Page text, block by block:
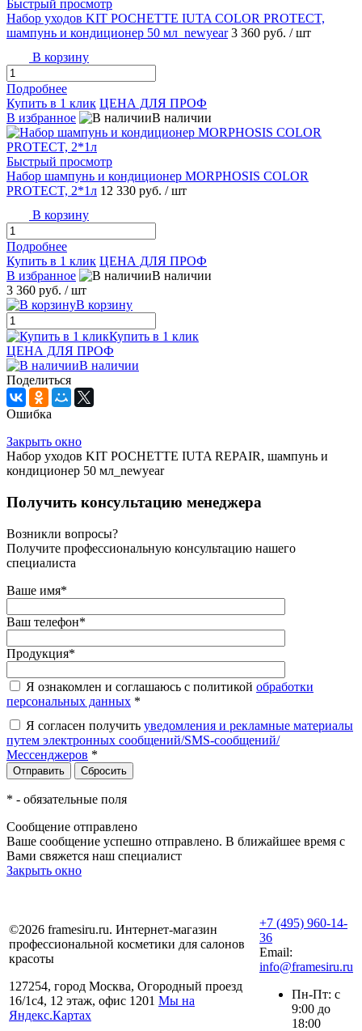
Быстрый просмотр
Набор уходов KIT POCHETTE IUTA COLOR PROTECT,
шампунь и кондиционер 50 мл_newyear 3 360 руб. / шт
В корзину
Подробнее
Купить в 1 клик ЦЕНА ДЛЯ ПРОФ
В избранное
В наличии
Быстрый просмотр
Набор шампунь и кондиционер MORPHOSIS COLOR
PROTECT, 2*1л 12 330 руб. / шт
В корзину
Подробнее
Купить в 1 клик ЦЕНА ДЛЯ ПРОФ
В избранное
В наличии
3 360 руб. / шт
В корзину
Купить в 1 клик
ЦЕНА ДЛЯ ПРОФ
В наличии
Поделиться
Ошибка
Закрыть окно
Набор уходов KIT POCHETTE IUTA REPAIR, шампунь и
кондиционер 50 мл_newyear
Получить консультацию менеджера
Возникли вопросы?
Получите профессиональную консультацию нашего
специалиста
Ваше имя*
Ваш телефон*
Продукция*
Я ознакомлен и соглашаюсь с политикой обработки
персональных данных *
Я согласен получить уведомления и рекламные материалы
путем электронных сообщений/SMS-сообщений/
Мессенджеров *
* - обязательные поля
Сообщение отправлено
Ваше сообщение успешно отправлено. В ближайшее время с
Вами свяжется наш специалист
Закрыть окно
©2026 framesiru.ru. Интернет-магазин
профессиональной косметики для салонов
красоты
127254, город Москва, Огородный проезд
16/1с4, 12 этаж, офис 1201 Мы на
Яндекс.Картах
+7 (495) 960-14-
36
Email:
info@framesiru.ru
Пн-Пт: с
9:00 до
18:00